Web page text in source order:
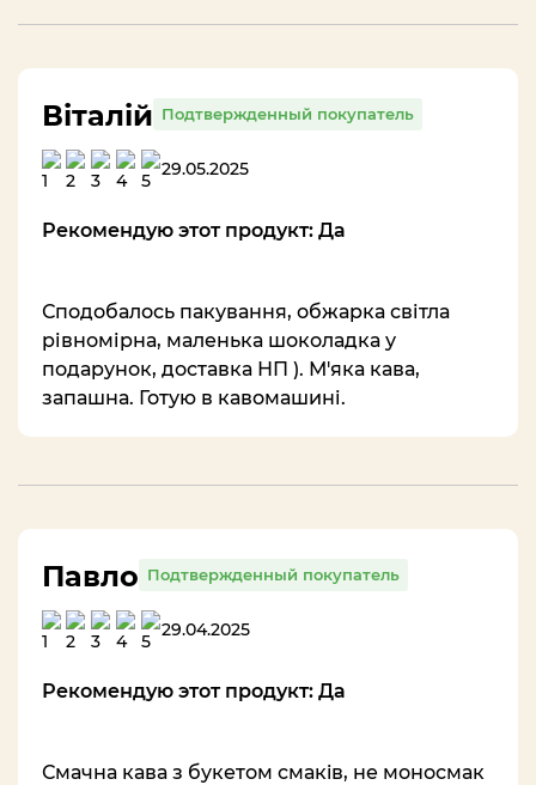
Віталій Подтвержденный покупатель
29.05.2025
Рекомендую этот продукт: Да
Сподобалось пакування, обжарка світла
рівномірна, маленька шоколадка у
подарунок, доставка НП ). М'яка кава,
запашна. Готую в кавомашині.
Павло Подтвержденный покупатель
29.04.2025
Рекомендую этот продукт: Да
Смачна кава з букетом смакiв, не моносмак